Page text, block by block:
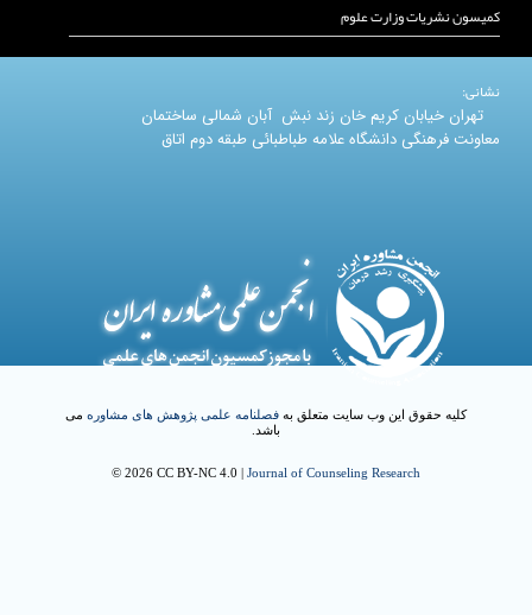
کمیسون نشریات وزارت علوم
نشانی:
تهران خیابان کریم خان زند نبش آبان شمالی ساختمان
معاونت فرهنگی دانشگاه علامه طباطبائی طبقه دوم اتاق
کلیه حقوق این وب سایت متعلق به فصلنامه علمی پژوهش های مشاورهمی
باشد.
© 2026 CC BY-NC 4.0 |Journal of Counseling Research